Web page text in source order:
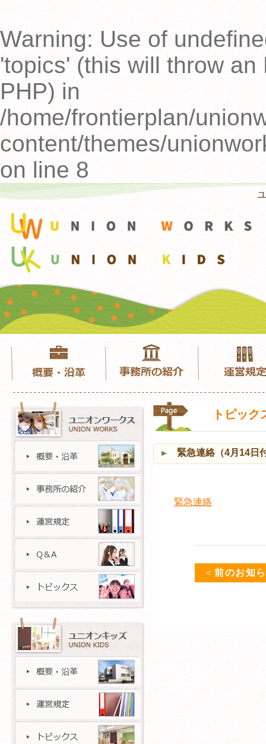
Warning: Use of
'topics' (this will throw
PHP) in
/home/frontierplan/
content/themes/
on line 8
トピック
緊急連絡（4月14日
緊急連絡
＜ 前のお知